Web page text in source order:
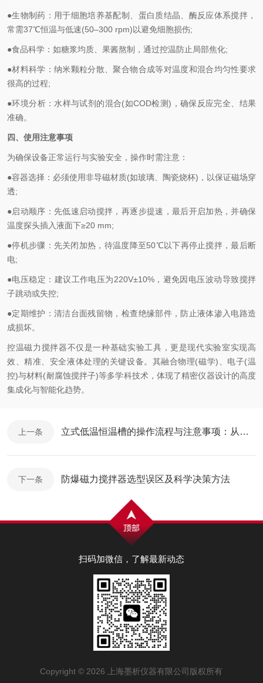
●生物制药：用于细胞培养基配制、蛋白质结晶、酶反应体系搅拌，
常需37℃恒温与低速(50–300 rpm)以避免细胞损伤;
●食品科学：如糖浆均质、果酱熬制，通过控温防止局部焦化;
●材料科学：纳米颗粒分散、聚合物合成等对温度和混合均匀性要求
很高的过程;
●环境分析：水样与试剂的混合(如COD检测)，确保反应完全、结果
准确。
四、使用注意事项
为确保设备正常运行与实验安全，操作时需注意：
●容器选择：必须使用非导磁材质(如玻璃、陶瓷烧杯)，以保证磁场穿
透;
●启动顺序：先低速启动搅拌，再逐步提速，最后开启加热，并确保
温度探头插入液面下≥20 mm;
●停机步骤：先关闭加热，待温度降至50℃以下再停止搅拌，最后断
电;
●电压稳定：建议工作电压为220V±10%，避免因电压波动导致搅拌
子跳动或失控;
●定期维护：清洁台面残留物，检查绝缘部件，防止液体渗入电路造
成损坏。
控温磁力搅拌器不仅是一种基础实验工具，更是现代实验室实现高
效、精准、安全液体处理的关键设备。其融合物理(磁学)、电子(温
控)与材料(耐腐蚀搅拌子)等多学科技术，体现了精密仪器设计的高度
集成化与智能化趋势。
上一条 立式低温恒温槽的操作流程与注意事项：从加液到设定的完整指南
下一条 防爆磁力搅拌器选型误区及科学决策方法
扫码加微信，了解最新动态
Copyright © 2026 上海墨析仪器有限公司版权所有